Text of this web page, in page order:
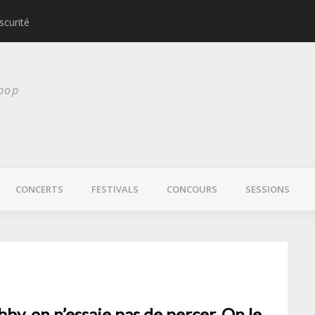
CONCERTS FESTIVALS CONCOURS SESSIONS